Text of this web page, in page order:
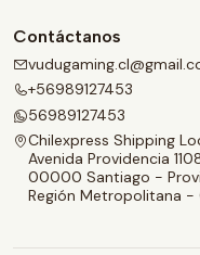
Contáctanos
+56989127453
56989127453
Chilexpress Shipping
Avenida Providencia
00000 Santiago -
Región Metropolitana -